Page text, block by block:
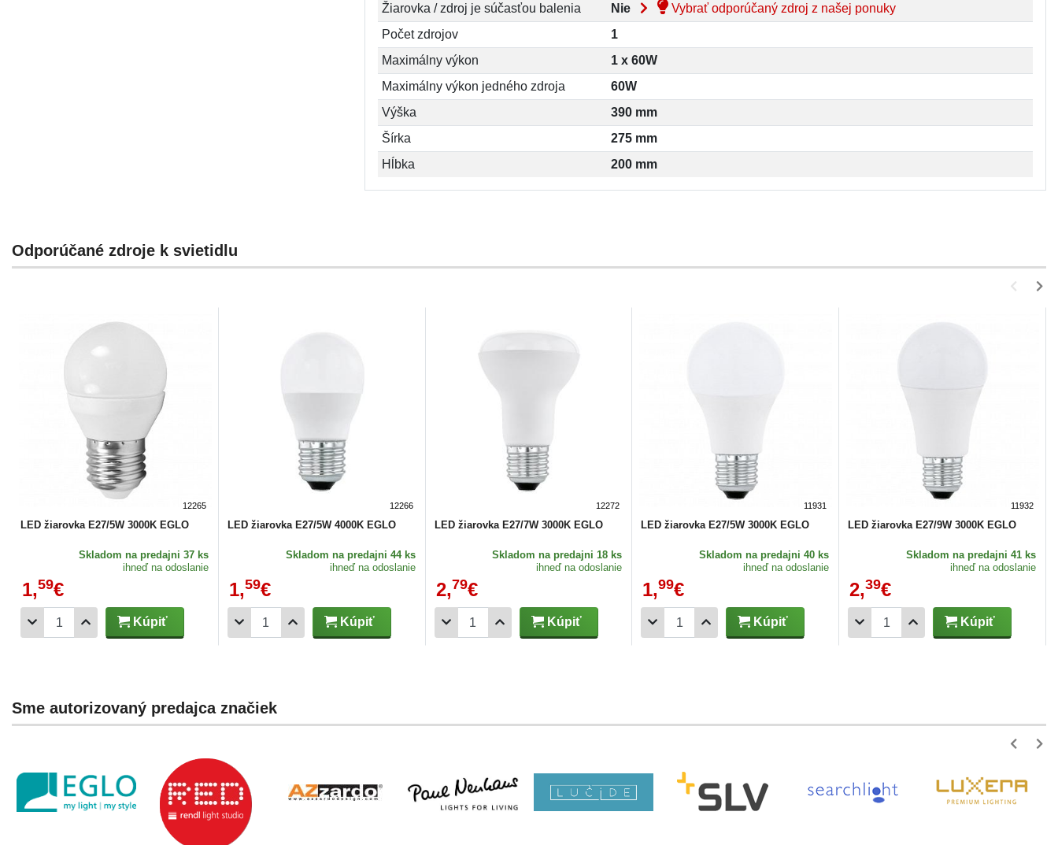
Žiarovka / zdroj je súčasťou balenia
Nie
Vybrať odporúčaný zdroj z našej ponuky
Počet zdrojov
1
Maximálny výkon
1 x 60W
Maximálny výkon jedného zdroja
60W
Výška
390 mm
Šírka
275 mm
Hĺbka
200 mm
Odporúčané zdroje k svietidlu
12265
LED žiarovka E27/5W 3000K EGLO
Skladom na predajni 37 ks
ihneď na odoslanie
1,59€
Kúpiť
12266
LED žiarovka E27/5W 4000K EGLO
Skladom na predajni 44 ks
ihneď na odoslanie
1,59€
Kúpiť
12272
LED žiarovka E27/7W 3000K EGLO
Skladom na predajni 18 ks
ihneď na odoslanie
2,79€
Kúpiť
11931
LED žiarovka E27/5W 3000K EGLO
Skladom na predajni 40 ks
ihneď na odoslanie
1,99€
Kúpiť
11932
LED žiarovka E27/9W 3000K EGLO
Skladom na predajni 41 ks
ihneď na odoslanie
2,39€
Kúpiť
Sme autorizovaný predajca značiek